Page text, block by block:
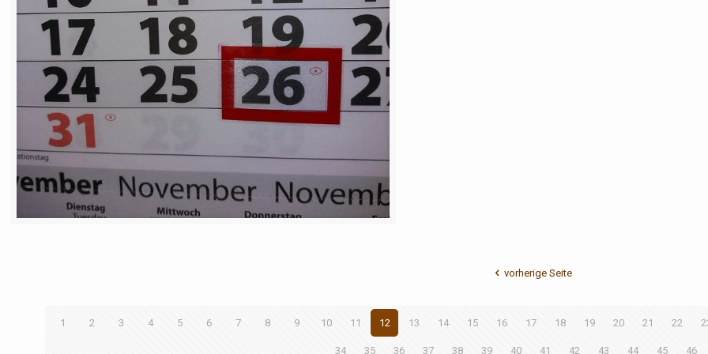
vorherige Seite
1 2 3 4 5 6 7 8 9 10 11 12 13 14 15 16 17 18 19 20 21 22
34 35 36 37 38 39 40 41 42 43 44 45 46